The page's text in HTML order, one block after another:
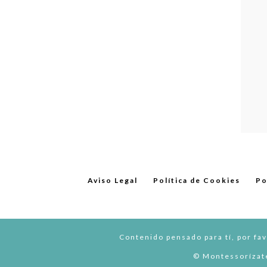
Aviso Legal Política de Cookies
Contenido pensado para tí, por
©